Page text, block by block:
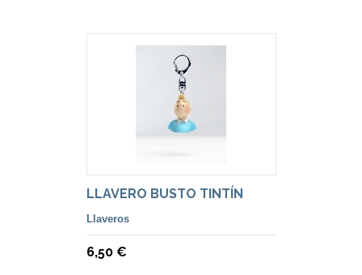
LLAVERO BUSTO TINTÍN
Llaveros
6,50 €